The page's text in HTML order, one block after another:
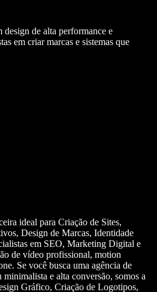
de alta performance e
em criar marcas e sistemas que
ideal para Criação de Sites,
Design de Marcas, Identidade
em SEO, Marketing Digital e
de vídeo profissional, motion
Se você busca uma agência de
e alta conversão, somos a
Gráfico, Criação de Logotipos,